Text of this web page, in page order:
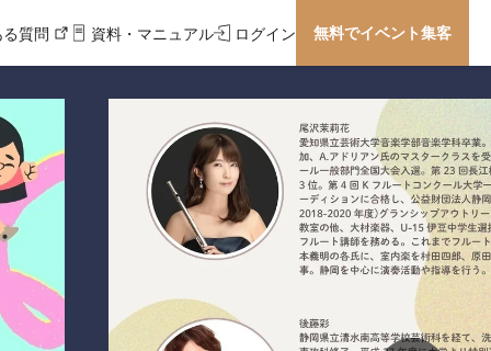
質問 資料・マニュアル ログイン 無料でイベント集客